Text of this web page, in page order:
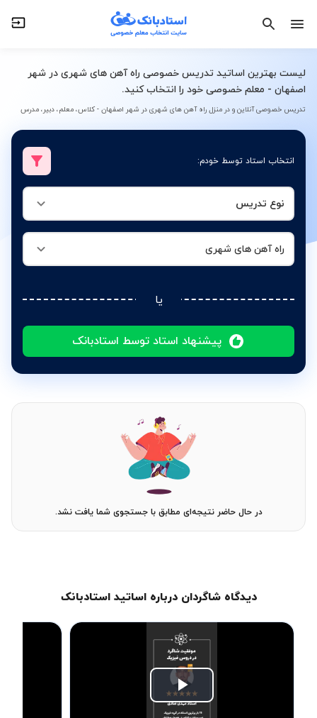
لیست بهترین اساتید تدریس خصوصی راه آهن های شهری در شهر
اصفهان - معلم خصوصی خود را انتخاب کنید.
تدریس خصوصی آنلاین و در منزل راه آهن های شهری در شهر اصفهان - کلاس، معلم، دبیر، مدرس
انتخاب استاد توسط خودم:
نوع تدریس
راه آهن های شهری
یا
پیشنهاد استاد توسط استادبانک
راه آهن های شهری
در حال حاضر نتیجه‌ای مطابق با جستجوی شما یافت نشد.
دیدگاه شاگردان درباره اساتید استادبانک
Play